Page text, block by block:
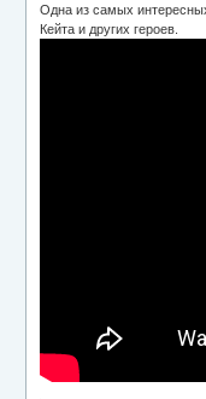
Одна из самых
Кейта и других героев.